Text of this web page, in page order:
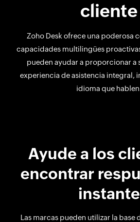
cliente
Zoho Desk ofrece una poderosa
capacidades multilingües
pueden ayudar a proporcionar a
experiencia de asistencia integral,
idioma que
Ayude a los
encontrar
instante
Las marcas pueden utilizar la base